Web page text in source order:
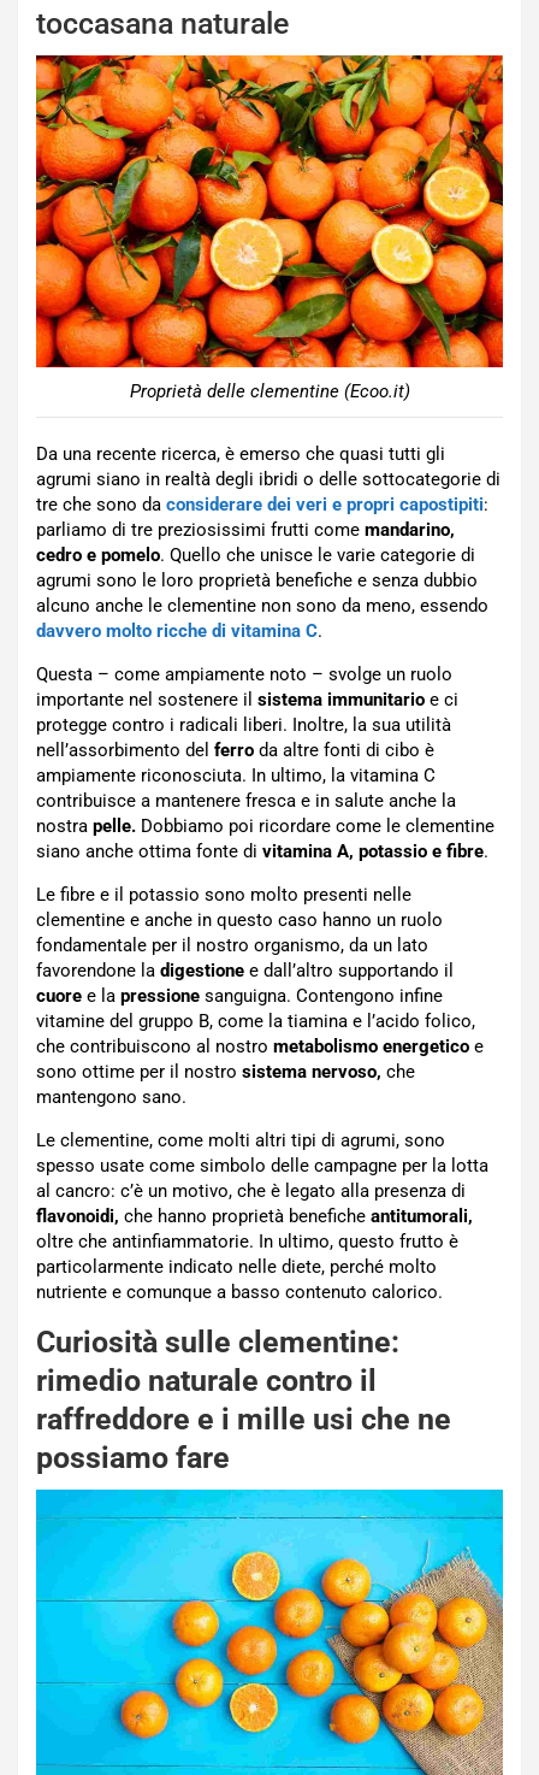
toccasana naturale
Proprietà delle clementine (Ecoo.it)
Da una recente ricerca, è emerso che quasi tutti gli
agrumi siano in realtà degli ibridi o delle sottocategorie di
tre che sono da considerare dei veri e propri capostipiti:
parliamo di tre preziosissimi frutti come mandarino,
cedro e pomelo. Quello che unisce le varie categorie di
agrumi sono le loro proprietà benefiche e senza dubbio
alcuno anche le clementine non sono da meno, essendo
davvero molto ricche di vitamina C.
Questa – come ampiamente noto – svolge un ruolo
importante nel sostenere il sistema immunitario e ci
protegge contro i radicali liberi. Inoltre, la sua utilità
nell’assorbimento del ferro da altre fonti di cibo è
ampiamente riconosciuta. In ultimo, la vitamina C
contribuisce a mantenere fresca e in salute anche la
nostra pelle. Dobbiamo poi ricordare come le clementine
siano anche ottima fonte di vitamina A, potassio e fibre.
Le fibre e il potassio sono molto presenti nelle
clementine e anche in questo caso hanno un ruolo
fondamentale per il nostro organismo, da un lato
favorendone la digestione e dall’altro supportando il
cuore e la pressione sanguigna. Contengono infine
vitamine del gruppo B, come la tiamina e l’acido folico,
che contribuiscono al nostro metabolismo energetico e
sono ottime per il nostro sistema nervoso, che
mantengono sano.
Le clementine, come molti altri tipi di agrumi, sono
spesso usate come simbolo delle campagne per la lotta
al cancro: c’è un motivo, che è legato alla presenza di
flavonoidi, che hanno proprietà benefiche antitumorali,
oltre che antinfiammatorie. In ultimo, questo frutto è
particolarmente indicato nelle diete, perché molto
nutriente e comunque a basso contenuto calorico.
Curiosità sulle clementine:
rimedio naturale contro il
raffreddore e i mille usi che ne
possiamo fare